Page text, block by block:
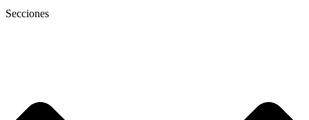
Secciones